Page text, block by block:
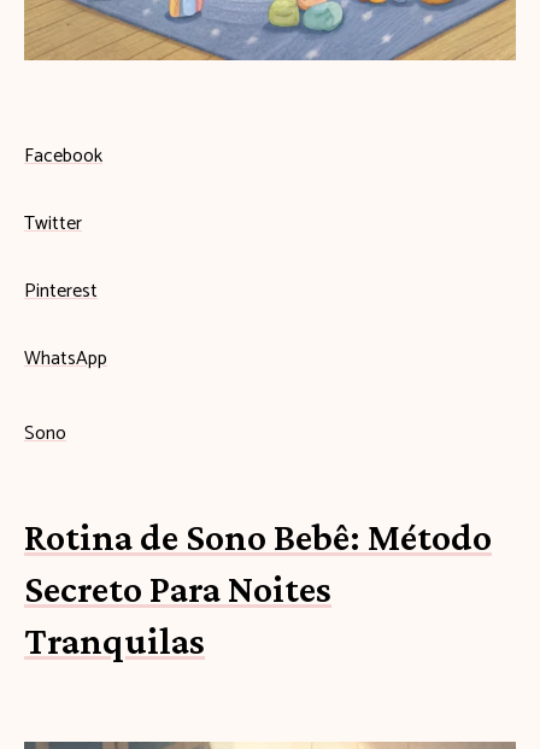
Facebook
Twitter
Pinterest
WhatsApp
Sono
Rotina de Sono Bebê: Método
Secreto Para Noites
Tranquilas